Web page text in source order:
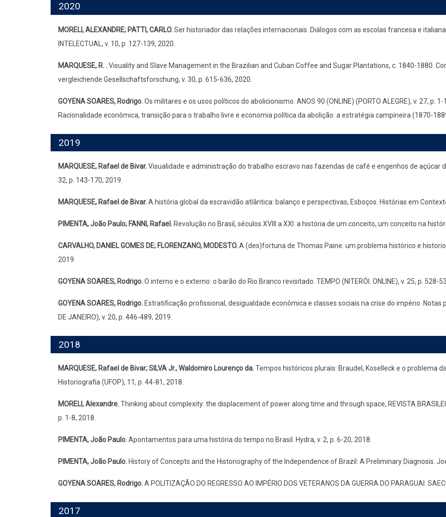
2020
MORELI, ALEXANDRE; PATTI, CARLO.Ser historiador das relações internacionais. Diálogos com as escolas francesa e italiana.
INTELECTUAL, v. 10, p. 127-139, 2020.
MARQUESE, R. .Visuality and Slave Management in the Brazilian and Cuban Coffee and Sugar Plantations, c. 1840-1880.
vergleichende Gesellschaftsforschung, v. 30, p. 615-636, 2020.
GOYENA SOARES, Rodrigo.Os militares e os usos políticos do abolicionismo. ANOS 90 (ONLINE) (PORTO ALEGRE), v. 27, p.
Racionalidade econômica, transição para o trabalho livre e economia política da abolição: a estratégia campineira (1870-
2019
MARQUESE, Rafael de Bivar.Visualidade e administração do trabalho escravo nas fazendas de café e engenhos de açúcar
32, p. 143-170, 2019.
MARQUESE, Rafael de Bivar.A história global da escravidão atlântica: balanço e perspectivas, Esboços. Histórias em
PIMENTA, João Paulo; FANNI, Rafael. Revolução no Brasil, séculos XVIII a XXI: a história de um conceito, um conceito na
CARVALHO, DANIEL GOMES DE; FLORENZANO, MODESTO.A (des)fortuna de Thomas Paine: um problema histórico e
2019.
GOYENA SOARES, Rodrigo.O interno e o externo: o barão do Rio Branco revisitado. TEMPO (NITERÓI. ONLINE), v. 25, p. 528-
GOYENA SOARES, Rodrigo. Estratificação profissional, desigualdade econômica e classes sociais na crise do império. Notas
DE JANEIRO), v. 20, p. 446-489, 2019.
2018
MARQUESE, Rafael de Bivar; SILVA Jr., Waldomiro Lourenço da.Tempos históricos plurais: Braudel, Koselleck e o problema
Historiografia (UFOP), 11, p. 44-81, 2018.
MORELI, Alexandre.Thinking about complexity: the displacement of power along time and through space, REVISTA
p. 1-8, 2018.
PIMENTA, João Paulo.Apontamentos para uma história do tempo no Brasil. Hydra, v. 2, p. 6-20, 2018.
PIMENTA, João Paulo. History of Concepts and the Historiography of the Independence of Brazil: A Preliminary Diagnosis.
GOYENA SOARES, Rodrigo.A POLITIZAÇÃO DO REGRESSO AO IMPÉRIO DOS VETERANOS DA GUERRA DO PARAGUAI.
2017